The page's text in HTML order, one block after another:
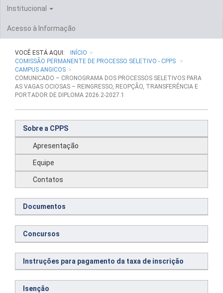
Institucional
Acesso à Informação
VOCÊ ESTÁ AQUI:
INÍCIO
COMISSÃO PERMANENTE DE PROCESSO SELETIVO - CPPS
CAMPUS ANGICOS
COMUNICADO – CRONOGRAMA DOS PROCESSOS SELETIVOS PARA
AS VAGAS OCIOSAS – REINGRESSO, REOPÇÃO, TRANSFERÊNCIA E
PORTADOR DE DIPLOMA 2026.2-2027.1
Sobre a CPPS
Apresentação
Equipe
Contatos
Documentos
Concursos
Instruções para pagamento da taxa de inscrição
Isenção